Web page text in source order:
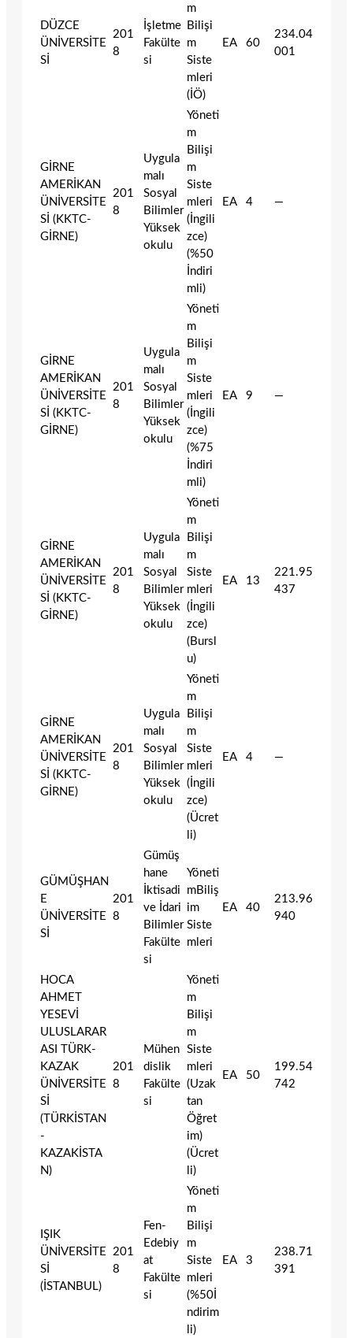
DÜZCE
ÜNİVERSİTE
Sİ
201
8
İşletme
Fakülte
si
m
Bilişi
m
Siste
mleri
(İÖ)
EA 60
234.04
001
GİRNE
AMERİKAN
ÜNİVERSİTE
Sİ (KKTC-
GİRNE)
201
8
Uygula
malı
Sosyal
Bilimler
Yüksek
okulu
Yöneti
m
Bilişi
m
Siste
mleri
(İngili
zce)
(%50
İndiri
mli)
EA 4 —
GİRNE
AMERİKAN
ÜNİVERSİTE
Sİ (KKTC-
GİRNE)
201
8
Uygula
malı
Sosyal
Bilimler
Yüksek
okulu
Yöneti
m
Bilişi
m
Siste
mleri
(İngili
zce)
(%75
İndiri
mli)
EA 9 —
GİRNE
AMERİKAN
ÜNİVERSİTE
Sİ (KKTC-
GİRNE)
201
8
Uygula
malı
Sosyal
Bilimler
Yüksek
okulu
Yöneti
m
Bilişi
m
Siste
mleri
(İngili
zce)
(Bursl
u)
EA 13
221.95
437
GİRNE
AMERİKAN
ÜNİVERSİTE
Sİ (KKTC-
GİRNE)
201
8
Uygula
malı
Sosyal
Bilimler
Yüksek
okulu
Yöneti
m
Bilişi
m
Siste
mleri
(İngili
zce)
(Ücret
li)
EA 4 —
GÜMÜŞHAN
E
ÜNİVERSİTE
Sİ
201
8
Gümüş
hane
İktisadi
ve İdari
Bilimler
Fakülte
si
Yöneti
mBiliş
im
Siste
mleri
EA 40
213.96
940
HOCA
AHMET
YESEVİ
ULUSLARAR
ASI TÜRK-
KAZAK
ÜNİVERSİTE
Sİ
(TÜRKİSTAN
-
KAZAKİSTA
N)
201
8
Mühen
dislik
Fakülte
si
Yöneti
m
Bilişi
m
Siste
mleri
(Uzak
tan
Öğret
im)
(Ücret
li)
EA 50
199.54
742
IŞIK
ÜNİVERSİTE
Sİ
(İSTANBUL)
201
8
Fen-
Edebiy
at
Fakülte
si
Yöneti
m
Bilişi
m
Siste
mleri
(%50İ
ndirim
li)
EA 3
238.71
391